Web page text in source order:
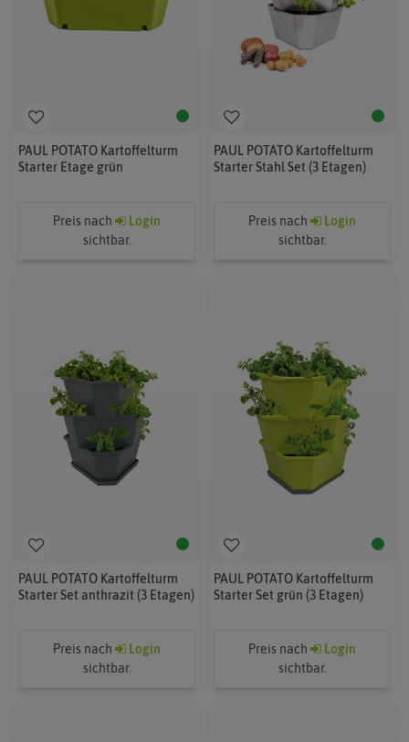
PAUL POTATO Kartoffelturm
Starter Etage grün
Preis nach
Login
sichtbar.
PAUL POTATO Kartoffelturm
Starter Stahl Set (3 Etagen)
Preis nach
Login
sichtbar.
PAUL POTATO Kartoffelturm
Starter Set anthrazit (3 Etagen)
Preis nach
Login
sichtbar.
PAUL POTATO Kartoffelturm
Starter Set grün (3 Etagen)
Preis nach
Login
sichtbar.